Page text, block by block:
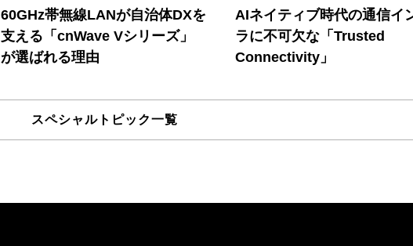
60GHz帯無線LANが自治体DXを
支える「cnWave Vシリーズ」
が選ばれる理由
AIネイティブ時代の通信イ
ラに不可欠な「Trusted
Connectivity」
スペシャルトピック一覧